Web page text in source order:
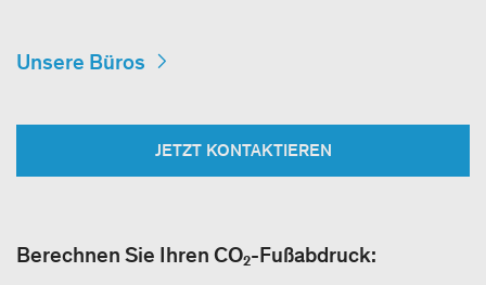
Unsere Büros
JETZT KONTAKTIEREN
Berechnen Sie Ihren CO₂-Fußabdruck: